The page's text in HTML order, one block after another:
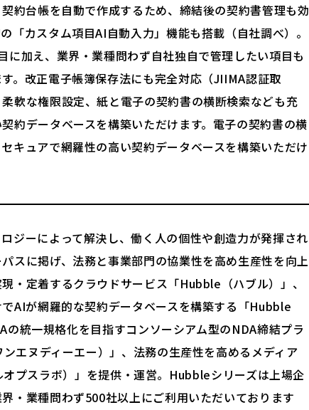
約台帳を自動で作成するため、締結後の契約書管理も効
「カスタム項目AI自動入力」機能も搭載（自社調べ）。
に加え、業界・業種問わず自社独自で管理したい項目も
。改正電子帳簿保存法にも完全対応（JIIMA認証取
軟な権限設定、紙と電子の契約書の横断検索なども充
約データベースを構築いただけます。電子の契約書の横
キュアで網羅性の高い契約データベースを構築いただけ
ジーによって解決し、働く人の個性や創造力が発揮され
スに掲げ、法務と事業部門の協業性を高め生産性を向上
・定着するクラウドサービス「Hubble（ハブル）」、
AIが網羅的な契約データベースを構築する「Hubble
統一規格化を目指すコンソーシアム型のNDA締結プラ
エヌディーエー）」、法務の生産性を高めるメディア
プスラボ）」を提供・運営。Hubbleシリーズは上場企
・業種問わず500社以上にご利用いただいております